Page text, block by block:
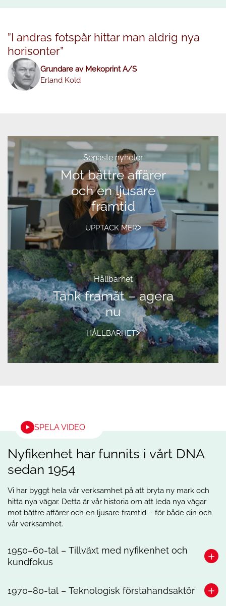
”I andras fotspår hittar man aldrig nya
horisonter”
Grundare av Mekoprint A/S
Erland Kold
Senaste nyheter
Mot bättre affärer
och en ljusare
framtid
UPPTÄCK MER
Hållbarhet
Tänk framåt – agera
nu
HÅLLBARHET
SPELA VIDEO
Nyfikenhet har funnits i vårt DNA
sedan 1954
Vi har byggt hela vår verksamhet på att bryta ny mark och
hitta nya vägar. Detta är vår historia om att leda nya vägar
mot bättre affärer och en ljusare framtid – för både din och
vår verksamhet.
1950–60-tal – Tillväxt med nyfikenhet och
kundfokus
Vår grundare Erland Kold började sin karriär i en
konsumentkooperation. Det kundorienterade synsättet har
1970–80-tal – Teknologisk förstahandsaktör